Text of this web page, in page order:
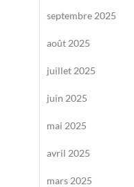
septembre 2025
août 2025
juillet 2025
juin 2025
mai 2025
avril 2025
mars 2025